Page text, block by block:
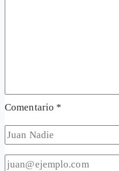
Comentario *